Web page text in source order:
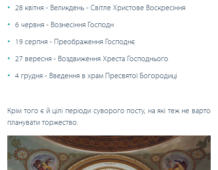
28 квітня - Великдень - Світле Христове Воскресіння
6 червня - Вознесіння Господн
19 серпня - Преображення Господнє
27 вересня - Воздвиження Хреста Господнього
4 грудня - Введення в храм Пресвятої Богородиці
Крім того є й цілі періоди суворого посту, на які теж не варто
планувати торжество.